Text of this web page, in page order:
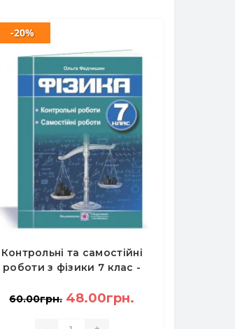
Контрольні та самостійні
роботи з фізики 7 клас -
-20%
60.00грн. 48.00грн.